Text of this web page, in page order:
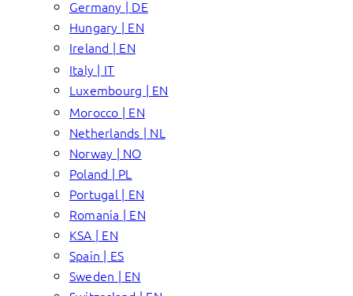
Germany | DE
Hungary | EN
Ireland | EN
Italy | IT
Luxembourg | EN
Morocco | EN
Netherlands | NL
Norway | NO
Poland | PL
Portugal | EN
Romania | EN
KSA | EN
Spain | ES
Sweden | EN